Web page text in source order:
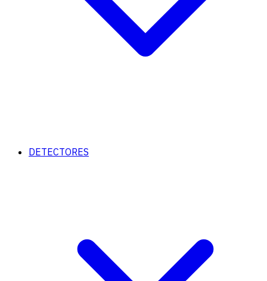
DETECTORES